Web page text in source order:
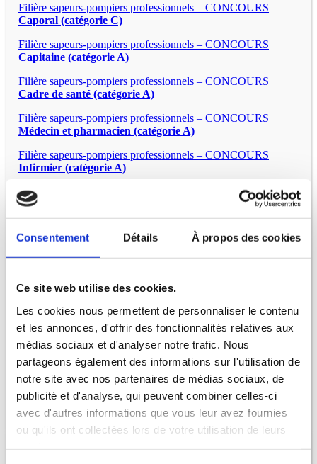
Consentement Détails À propos des cookies
Ce site web utilise des cookies.
Les cookies nous permettent de personnaliser le contenu
et les annonces, d'offrir des fonctionnalités relatives aux
médias sociaux et d'analyser notre trafic. Nous
partageons également des informations sur l'utilisation de
notre site avec nos partenaires de médias sociaux, de
publicité et d'analyse, qui peuvent combiner celles-ci
avec d'autres informations que vous leur avez fournies
ou qu'ils ont collectées lors de votre utilisation de leurs
Filière sapeurs-pompiers professionnels – CONCOURS
Caporal (catégorie C)
Filière sapeurs-pompiers professionnels – CONCOURS
Capitaine (catégorie A)
Filière sapeurs-pompiers professionnels – CONCOURS
Cadre de santé (catégorie A)
Filière sapeurs-pompiers professionnels – CONCOURS
Médecin et pharmacien (catégorie A)
Filière sapeurs-pompiers professionnels – CONCOURS
Infirmier (catégorie A)
Filière sapeurs-pompiers professionnels – CONCOURS
Lieutenant 2ème classe (catégorie B)
Filière sapeurs-pompiers professionnels – CONCOURS
Lieutenant 1ère classe (catégorie B)
Lieutenant hors classe (catégorie B)
Filière sapeurs-pompiers professionnels – EXAMENS
Lieutenant 1ère classe (catégorie B)